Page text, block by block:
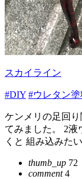
スカイライン
#DIY #ウレタン塗
ケンメリの足回
てみました。 2液
くと 組み込みた
thumb_up 72
comment4